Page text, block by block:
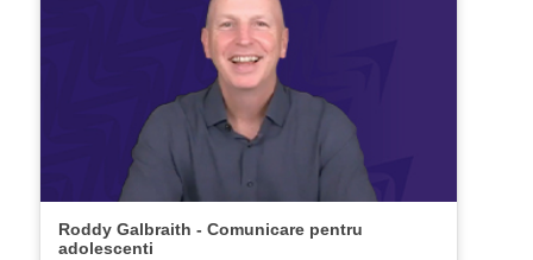
Roddy Galbraith - Comunicare pentru
adolescenti